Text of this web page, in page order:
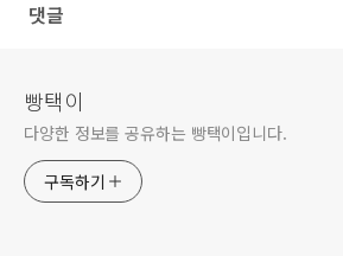
댓글
빵택이
다양한 정보를 공유하는 빵택이입니다.
구독하기